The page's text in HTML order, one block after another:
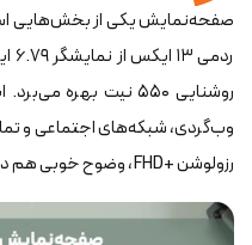
ردمی ۱۳ ایکس از نمایشگر ۶.۷۹ اینچی
روشنایی ۵۵۰ نیت
وب‌گردی، شبکه‌های اجتماعی و
رزولوشن +FHD، وضوح خوبی هم دارد.